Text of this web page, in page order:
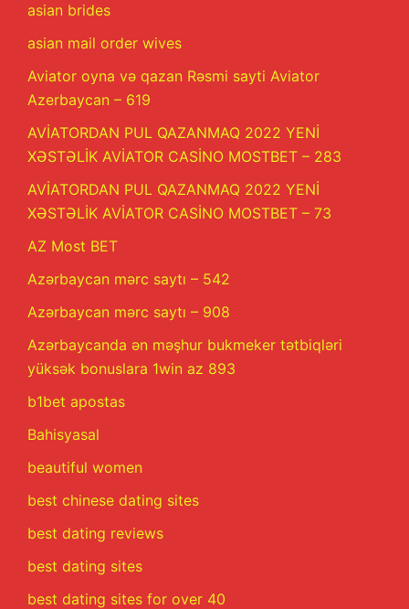
asian brides
asian mail order wives
Aviator oyna və qazan Rəsmi sayti Aviator
Azerbaycan – 619
AVİATORDAN PUL QAZANMAQ 2022 YENİ
XƏSTƏLİK AVİATOR CASİNO MOSTBET – 283
AVİATORDAN PUL QAZANMAQ 2022 YENİ
XƏSTƏLİK AVİATOR CASİNO MOSTBET – 73
AZ Most BET
Azərbaycan mərc saytı – 542
Azərbaycan mərc saytı – 908
Azərbaycanda ən məşhur bukmeker tətbiqləri
yüksək bonuslara 1win az 893
b1bet apostas
Bahisyasal
beautiful women
best chinese dating sites
best dating reviews
best dating sites
best dating sites for over 40